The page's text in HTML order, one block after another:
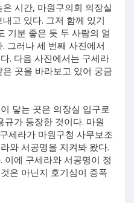
시간, 마원구의회 의장실
고 있다. 그저 함께 있기
기분 좋은 듯 두 사람의 얼
그러나 세 번째 사진에서
. 다음 사진에서는 구세라
곳을 바라보고 있어 궁금
닿는 곳은 의장실 입구로
규가 등장한 것이다. 마원
세라가 마원구청 사무보조
와 서공명을 지켜봐 왔다.
이에 구세라와 서공명이 정
은 아닌지 호기심이 증폭